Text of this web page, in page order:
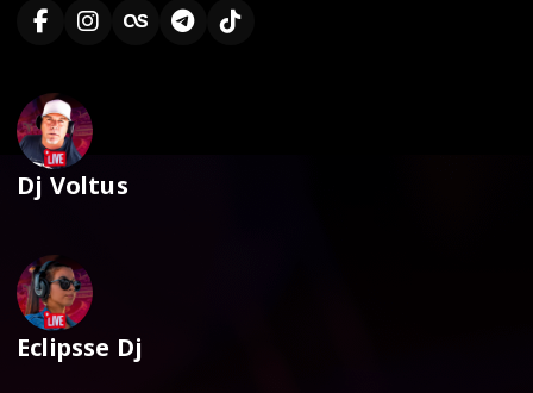
Dj Voltus
Eclipsse Dj